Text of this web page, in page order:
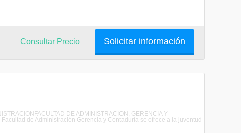
Solicitar información
Consultar Precio
DE ADMINISTRACION, GERENCIA Y
de Administración Gerencia y Contaduría se ofrece a la juventud